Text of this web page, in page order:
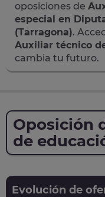
oposiciones de
especial en
(Tarragona).
Auxiliar técnico
cambia tu futuro.
Oposición
de
Evolución de